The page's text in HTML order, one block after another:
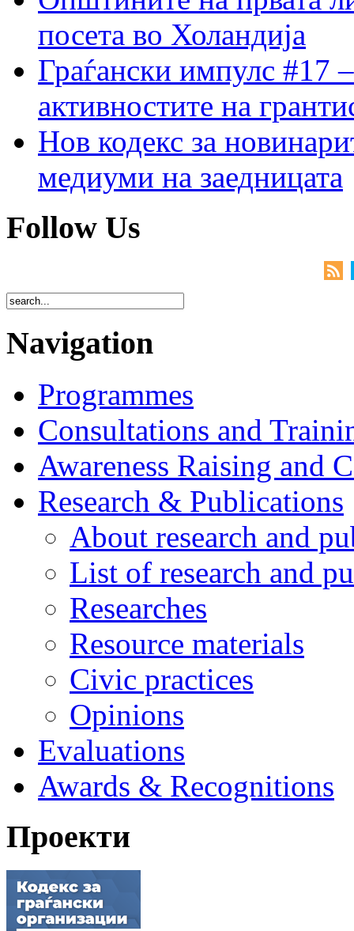
посета во Холандија
Граѓански импулс #17
активностите на
Нов кодекс за
медиуми на заедницата
Follow Us
Navigation
Programmes
Consultations and
Awareness Raising and
Research & Publications
About research and
List of research and
Researches
Resource materials
Civic practices
Opinions
Evaluations
Awards & Recognitions
Проекти